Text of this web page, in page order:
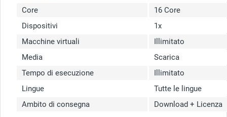
Core
16 Core
Dispositivi
1x
Macchine virtuali
Illimitato
Media
Scarica
Tempo di esecuzione
Illimitato
Lingue
Tutte le lingue
Ambito di consegna
Download + Licenza